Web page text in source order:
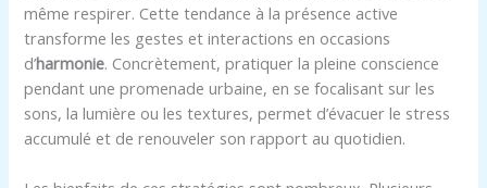
même respirer. Cette tendance à la présence active
transforme les gestes et interactions en occasions
d’harmonie. Concrètement, pratiquer la pleine conscience
pendant une promenade urbaine, en se focalisant sur les
sons, la lumière ou les textures, permet d’évacuer le stress
accumulé et de renouveler son rapport au quotidien.